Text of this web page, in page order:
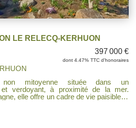
LE RELECQ-KERHUON
397 000 €
dont 4.47% TTC d'honoraires
non mitoyenne située dans un
et verdoyant, à proximité de la mer.
elle offre un cadre de vie paisible et